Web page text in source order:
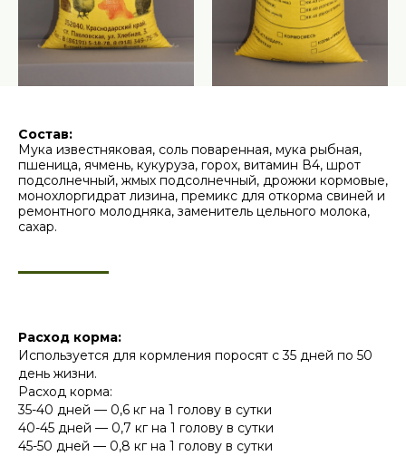
Состав:
Мука известняковая, соль поваренная, мука рыбная,
пшеница, ячмень, кукуруза, горох, витамин В4, шрот
подсолнечный, жмых подсолнечный, дрожжи кормовые,
монохлоргидрат лизина, премикс для откорма свиней и
ремонтного молодняка, заменитель цельного молока,
сахар.
Расход корма:
Используется для кормления поросят с 35 дней по 50
день жизни.
Расход корма:
35-40 дней — 0,6 кг на 1 голову в сутки
40-45 дней — 0,7 кг на 1 голову в сутки
45-50 дней — 0,8 кг на 1 голову в сутки